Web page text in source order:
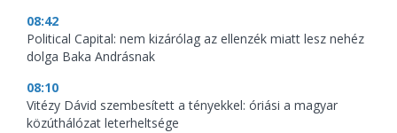
08:42
Political Capital: nem kizárólag az ellenzék miatt lesz nehéz
dolga Baka Andrásnak
08:10
Vitézy Dávid szembesített a tényekkel: óriási a magyar
közúthálózat leterheltsége